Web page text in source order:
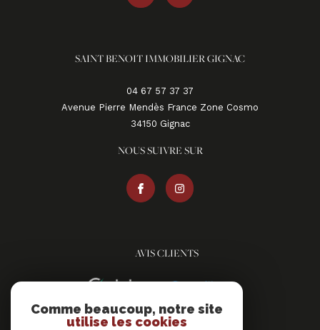
SAINT BENOIT IMMOBILIER GIGNAC
04 67 57 37 37
Avenue Pierre Mendès France Zone Cosmo
34150
gignac
NOUS SUIVRE SUR
AVIS CLIENTS
Comme beaucoup, notre site
utilise les cookies